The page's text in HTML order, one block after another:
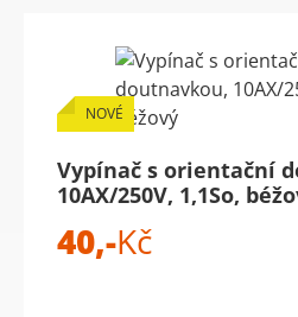
NOVÉ
Vypínač s orientační
10AX/250V, 1,1So,
40,-Kč